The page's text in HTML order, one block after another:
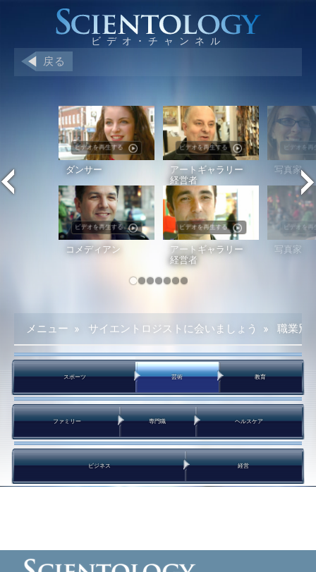
戻る
ビデオを再生する
ダンサー
ビデオを再生する
アートギャラリー
経営者
ビデオを再生する
コメディアン
ビデオを再生する
アートギャラリー
経営者
ビデオを
写真家
ビデオを
写真家
メニュー » サイエントロジストに会いましょう » 職業別
スポーツ 芸術 教育
ファミリー 専門職 ヘルスケア
ビジネス 経営